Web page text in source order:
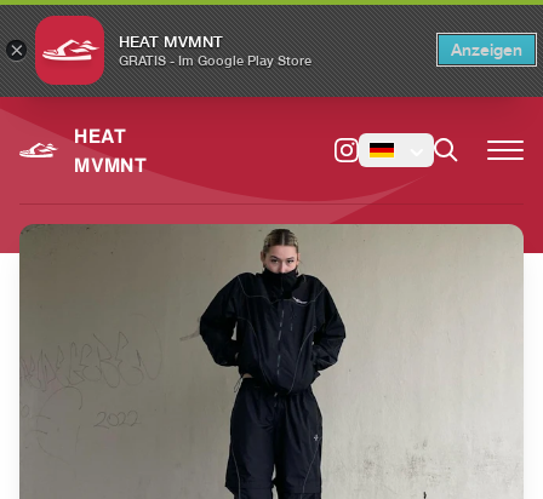
× HEAT MVMNT
GRATIS - Im Google Play Store
Anzeigen
HEAT
MVMNT
Switch to the English version? Switch ×